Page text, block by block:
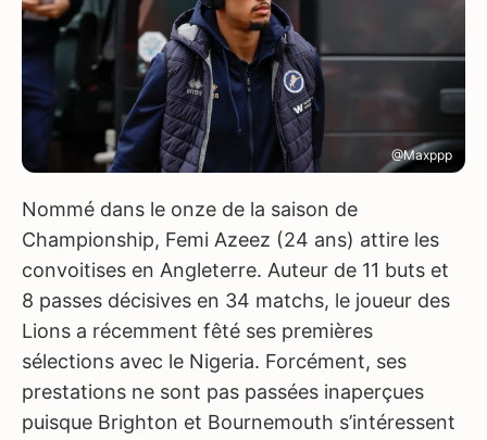
@Maxppp
Nommé dans le onze de la saison de
Championship, Femi Azeez (24 ans) attire les
convoitises en Angleterre. Auteur de 11 buts et
8 passes décisives en 34 matchs, le joueur des
Lions a récemment fêté ses premières
sélections avec le Nigeria. Forcément, ses
prestations ne sont pas passées inaperçues
puisque Brighton et Bournemouth s’intéressent